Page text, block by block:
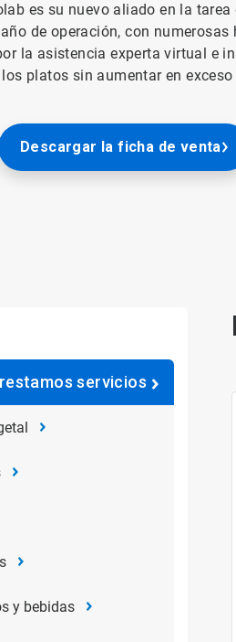
es su nuevo aliado en la
de operación, con
la asistencia experta virtual e
platos sin aumentar en
Descargar la ficha de venta
servicios
y bebidas